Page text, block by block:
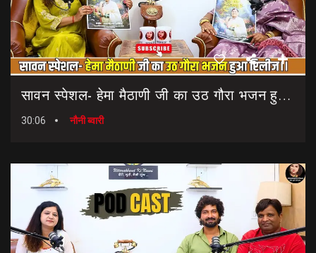
सावन स्पेशल- हेमा मैठाणी जी का उठ गौरा भजन हुआ रिलीज।। Sawan Special Bhajan || Uth Gaura Bhajan
30:06 नौनी ब्वारी